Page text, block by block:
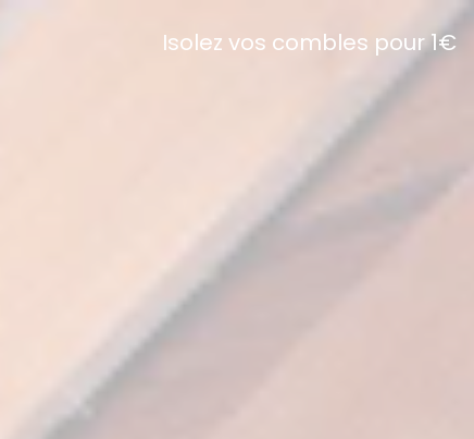
Isolez vos combles pour 1€